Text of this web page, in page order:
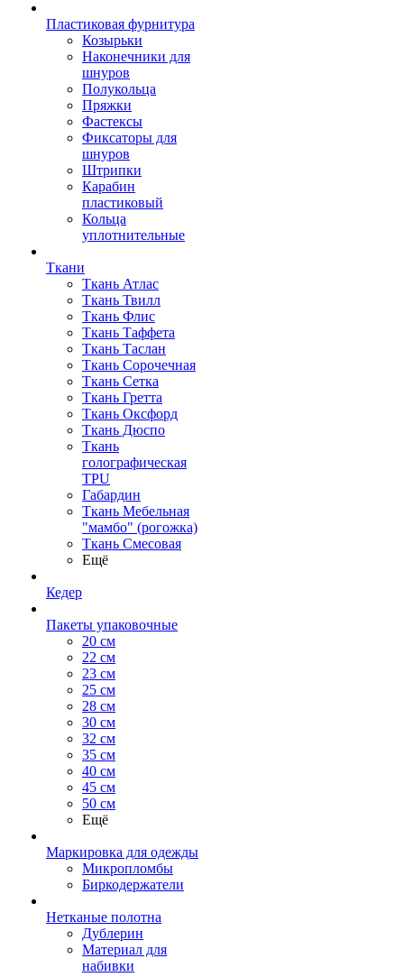
Пластиковая фурнитура
Козырьки
Наконечники для
шнуров
Полукольца
Пряжки
Фастексы
Фиксаторы для
шнуров
Штрипки
Карабин
пластиковый
Кольца
уплотнительные
Ткани
Ткань Атлас
Ткань Твилл
Ткань Флис
Ткань Таффета
Ткань Таслан
Ткань Сорочечная
Ткань Сетка
Ткань Гретта
Ткань Оксфорд
Ткань Дюспо
Ткань
голографическая
TPU
Габардин
Ткань Мебельная
"мамбо" (рогожка)
Ткань Смесовая
Ещё
Кедер
Пакеты упаковочные
20 см
22 см
23 см
25 см
28 см
30 см
32 см
35 см
40 см
45 см
50 см
Ещё
Маркировка для одежды
Микропломбы
Биркодержатели
Нетканые полотна
Дублерин
Материал для
набивки